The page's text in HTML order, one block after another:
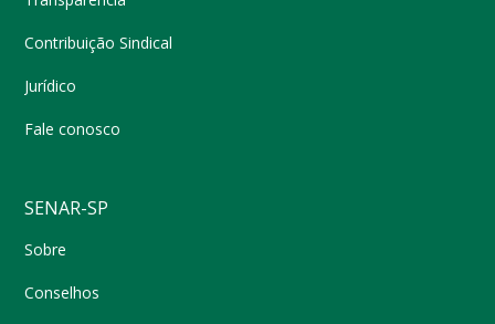
Contribuição Sindical
Jurídico
Fale conosco
SENAR-SP
Sobre
Conselhos